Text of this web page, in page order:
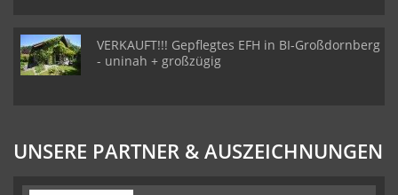
VERKAUFT!!! Gepflegtes EFH in BI-Großdornberg
- uninah + großzügig
UNSERE PARTNER & AUSZEICHNUNGEN